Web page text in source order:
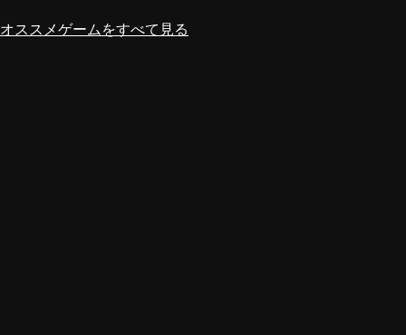
オススメゲームをすべて見る